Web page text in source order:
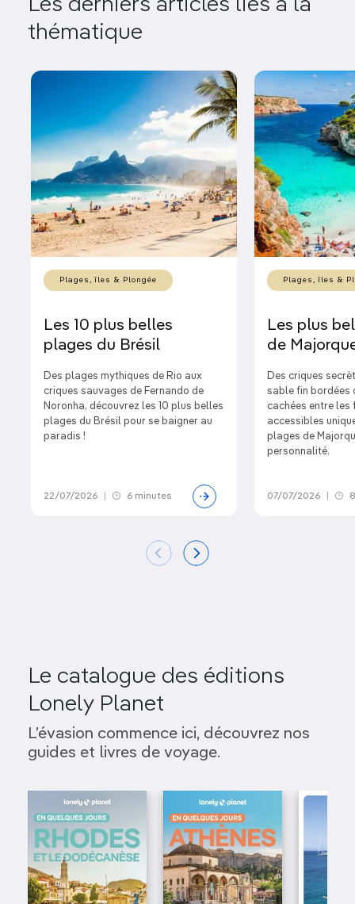
Les derniers articles liés à la
thématique
Plages, îles & Plongée
Les 10 plus belles
plages du Brésil
Des plages mythiques de Rio aux
criques sauvages de Fernando de
Noronha, découvrez les 10 plus belles
plages du Brésil pour se baigner au
paradis !
22/07/2026 6 minutes
Plages, îles &
Les plus
de
Des criques
sable fin bordées
cachées entre les
accessibles
plages de
personnalité.
07/07/2026
Le catalogue des éditions
Lonely Planet
L’évasion commence ici, découvrez nos
guides et livres de voyage.